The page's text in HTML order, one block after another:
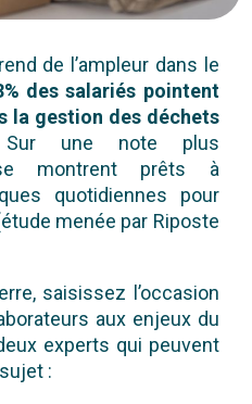
de l’ampleur dans le
des salariés pointent
la gestion des déchets
une note plus
se montrent prêts à
quotidiennes pour
menée par Riposte
saisissez l’occasion
aux enjeux du
experts qui peuvent
: